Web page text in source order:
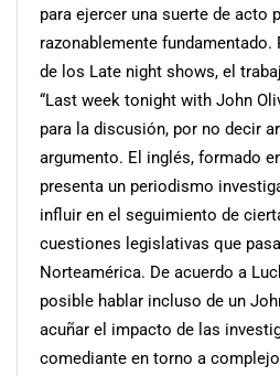
para ejercer una suerte de acto
razonablemente
de los Late night shows, el
“Last week tonight with John
para la discusión, por no decir
argumento. El inglés, formado
presenta un periodismo
influir en el seguimiento de
cuestiones legislativas que
Norteamérica. De acuerdo a
posible hablar incluso de un
acuñar el impacto de las
comediante en torno a